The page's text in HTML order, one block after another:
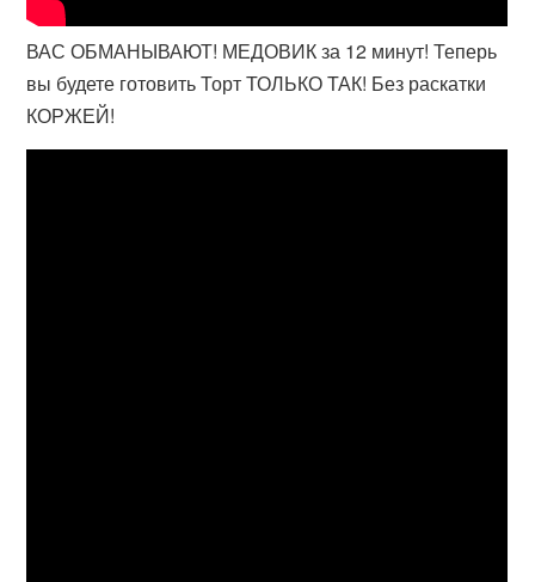
ВАС ОБМАНЫВАЮТ! МЕДОВИК за 12 минут! Теперь
вы будете готовить Торт ТОЛЬКО ТАК! Без раскатки
КОРЖЕЙ!